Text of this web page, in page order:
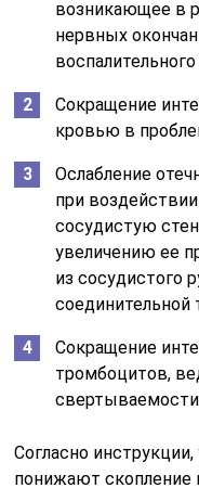
возникающее в
нервных
Сокращение
кровью в
Ослабление
при
сосудистую
увеличению ее
из сосудистого
соединительной
Сокращение
тромбоцитов,
Согласно
понижают скопление